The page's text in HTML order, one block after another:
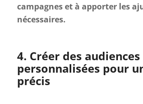
campagnes et à apporter les
nécessaires.
4. Créer des audiences
personnalisées pour
précis